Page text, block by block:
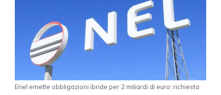
Enel emette obbligazioni ibride per 2 miliardi di euro: richiesta